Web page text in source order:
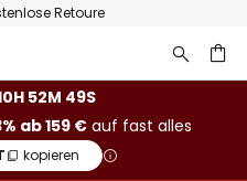
Retoure
52M 48S
ab 159 €auf fast alles
kopieren